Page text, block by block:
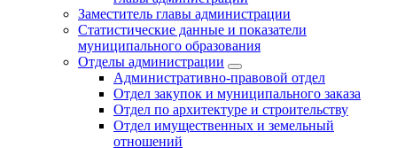
Заместитель главы администрации
Статистические данные и показатели
муниципального образования
Отделы администрации
Административно-правовой отдел
Отдел закупок и муниципального заказа
Отдел по архитектуре и строительству
Отдел имущественных и земельный
отношений